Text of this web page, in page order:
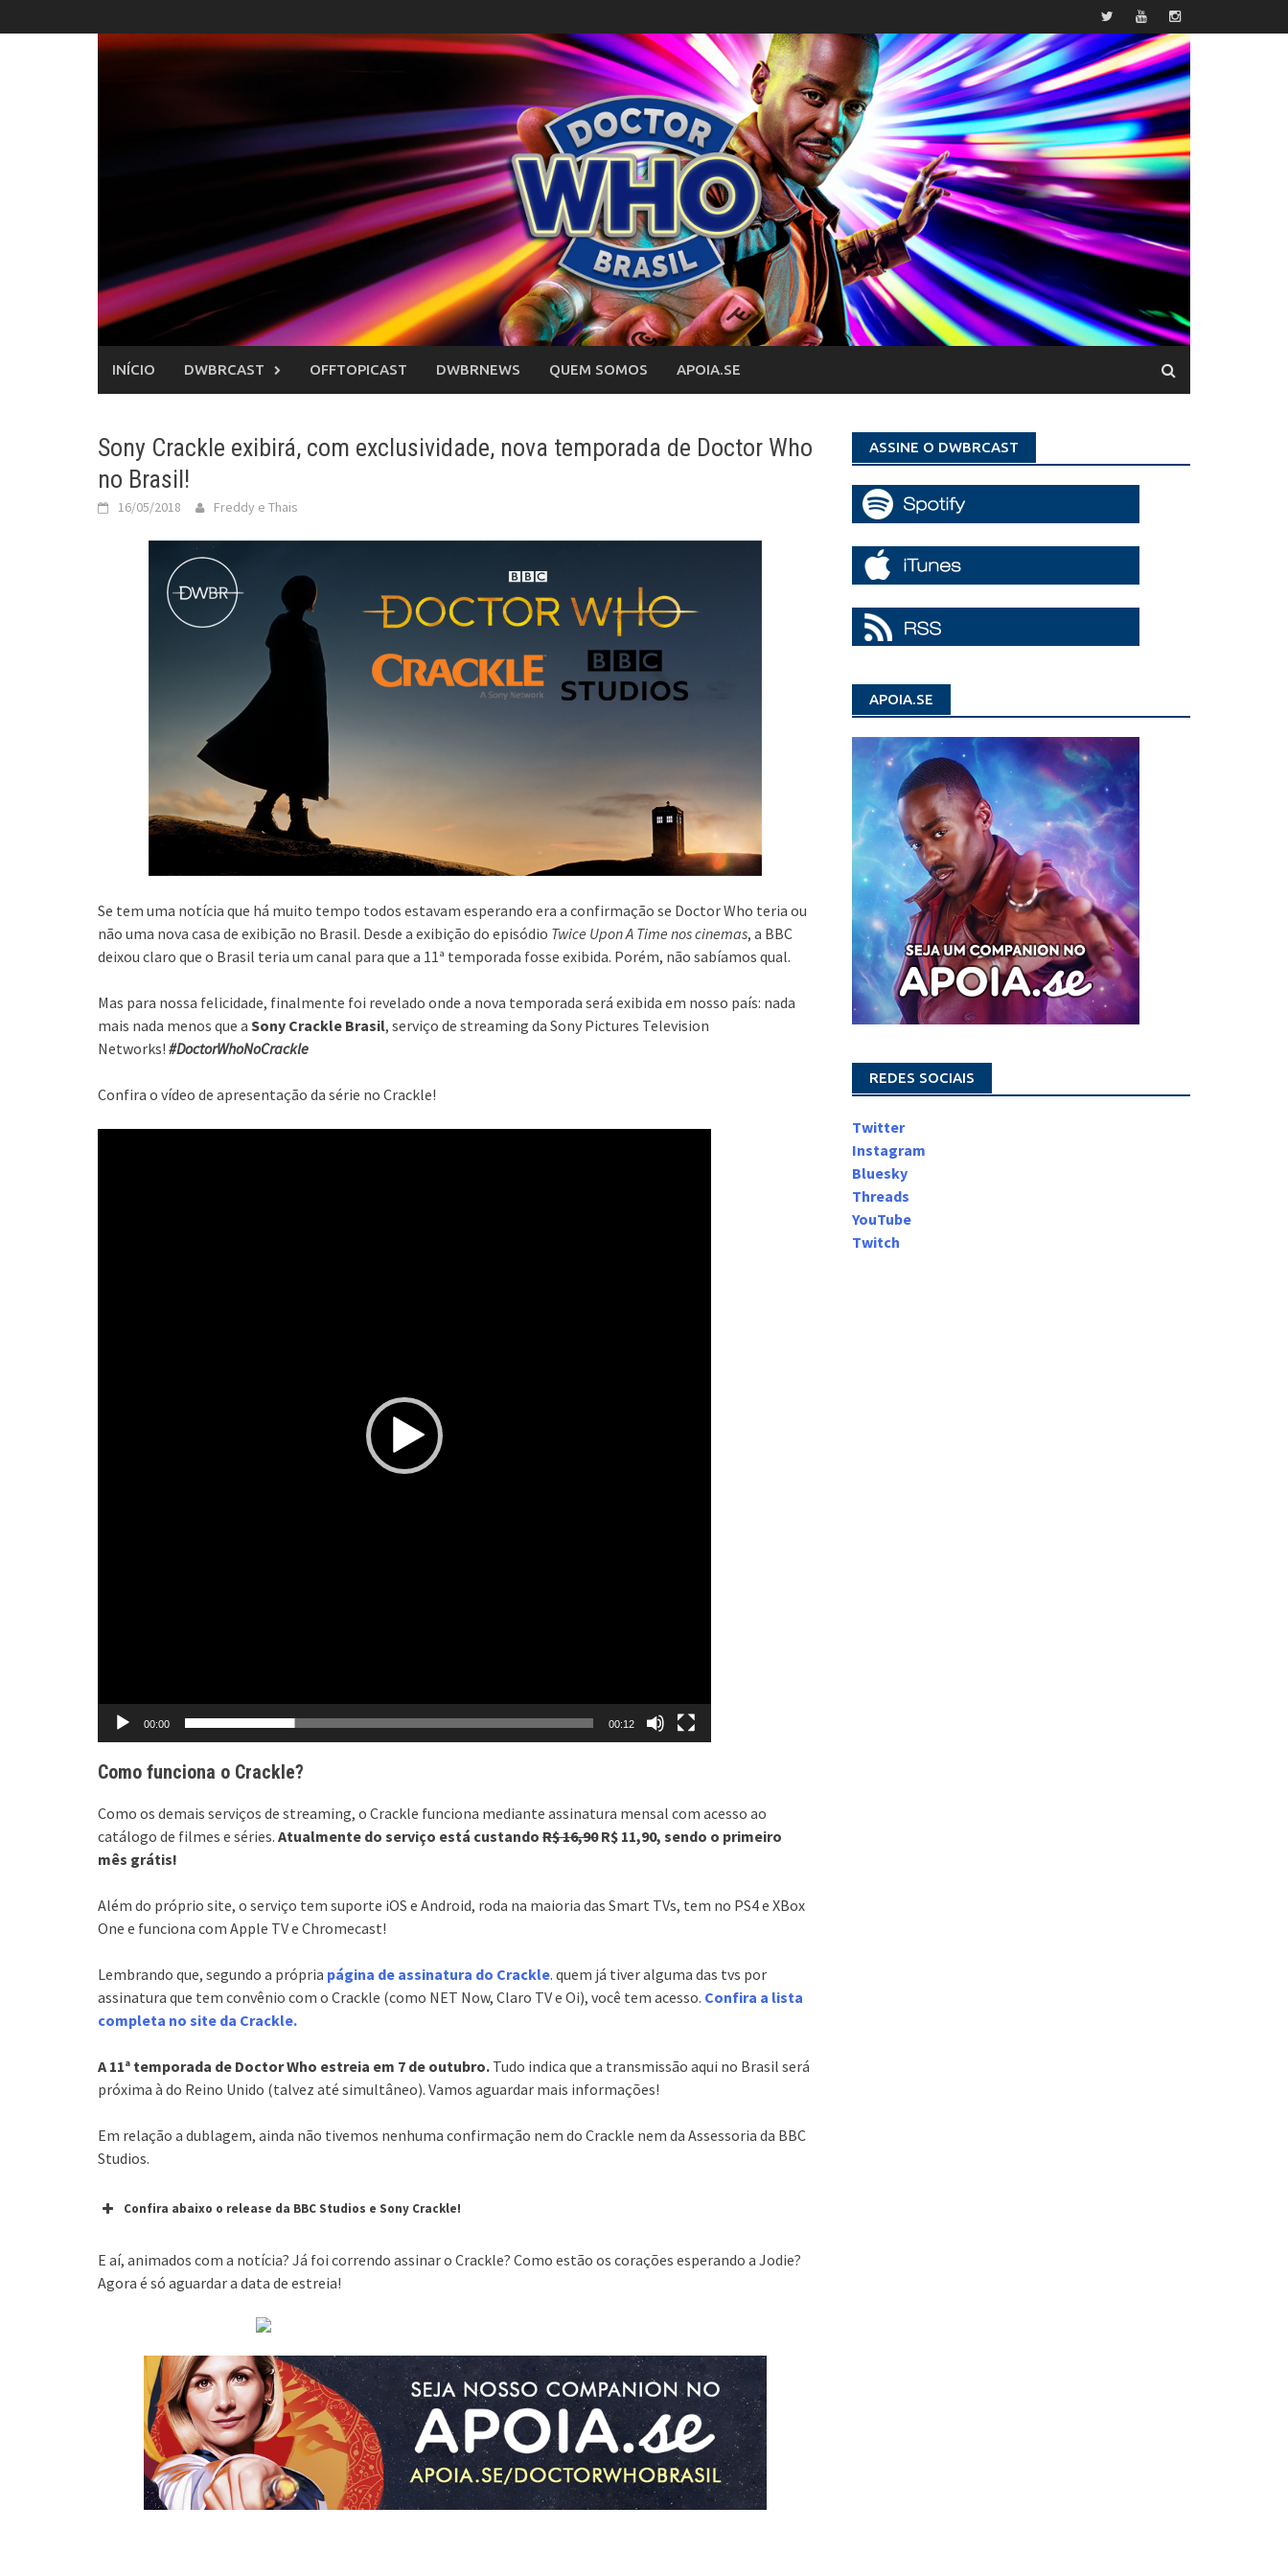
to
INÍCIO DWBRCAST OFFTOPICAST DWBRNEWS QUEM SOMOS APOIA.SE
Sony Crackle exibirá, com exclusividade, nova temporada de Doctor Who
no Brasil!
16/05/2018 Freddy e Thais
Se tem uma notícia que há muito tempo todos estavam esperando era a confirmação se Doctor Who teria ou
não uma nova casa de exibição no Brasil. Desde a exibição do episódio Twice Upon A Time nos cinemas, a BBC
deixou claro que o Brasil teria um canal para que a 11ª temporada fosse exibida. Porém, não sabíamos qual.
Mas para nossa felicidade, finalmente foi revelado onde a nova temporada será exibida em nosso país: nada
mais nada menos que a Sony Crackle Brasil, serviço de streaming da Sony Pictures Television
Networks! #DoctorWhoNoCrackle
Confira o vídeo de apresentação da série no Crackle!
00:00 00:12
Como funciona o Crackle?
Como os demais serviços de streaming, o Crackle funciona mediante assinatura mensal com acesso ao
catálogo de filmes e séries. Atualmente do serviço está custando R$ 16,90R$ 11,90, sendo o primeiro
mês grátis!
Além do próprio site, o serviço tem suporte iOS e Android, roda na maioria das Smart TVs, tem no PS4 e XBox
One e funciona com Apple TV e Chromecast!
Lembrando que, segundo a própria página de assinatura do Crackle. quem já tiver alguma das tvs por
assinatura que tem convênio com o Crackle (como NET Now, Claro TV e Oi), você tem acesso. Confira a lista
completa no site da Crackle.
A 11ª temporada de Doctor Who estreia em 7 de outubro. Tudo indica que a transmissão aqui no Brasil será
próxima à do Reino Unido (talvez até simultâneo). Vamos aguardar mais informações!
Em relação a dublagem, ainda não tivemos nenhuma confirmação nem do Crackle nem da Assessoria da BBC
Studios.
Confira abaixo o release da BBC Studios e Sony Crackle!
E aí, animados com a notícia? Já foi correndo assinar o Crackle? Como estão os corações esperando a Jodie?
Agora é só aguardar a data de estreia!
ASSINE O DWBRCAST
APOIA.SE
REDES SOCIAIS
Twitter
Instagram
Bluesky
Threads
YouTube
Twitch